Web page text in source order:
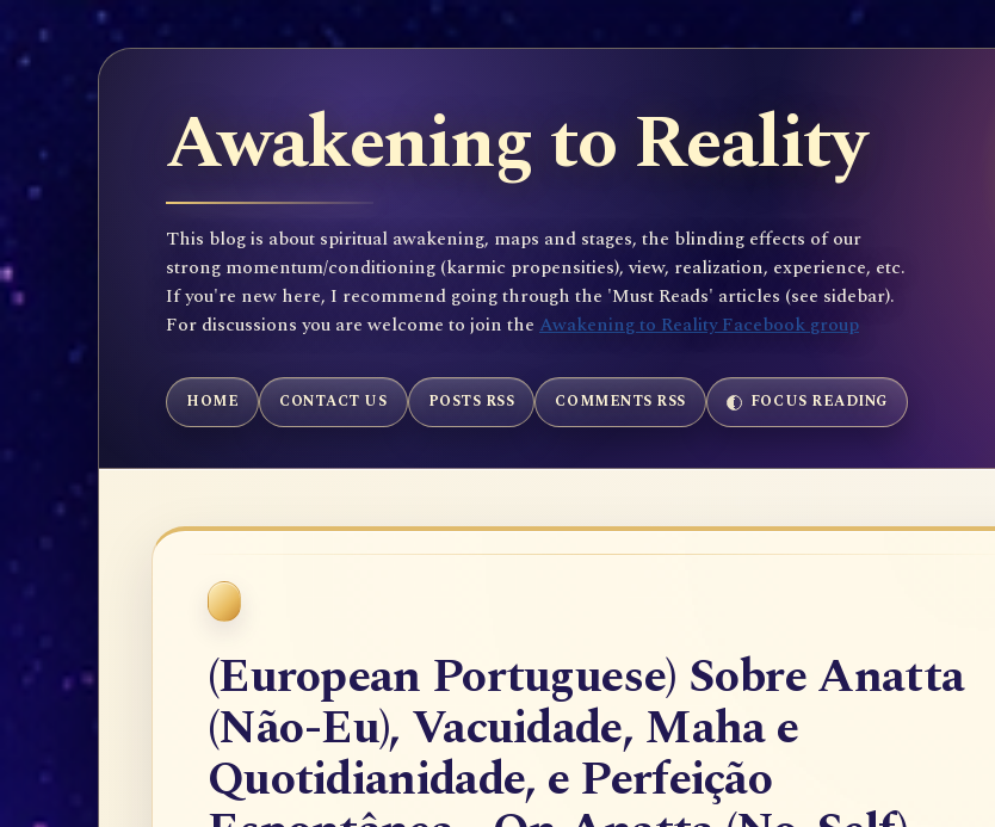
Awakening to Reality
This blog is about spiritual awakening, maps and stages, the blinding effects of our
strong momentum/conditioning (karmic propensities), view, realization, experience, etc.
If you're new here, I recommend going through the 'Must Reads' articles (see sidebar).
For discussions you are welcome to join the Awakening to Reality Facebook group
HOME CONTACT US POSTS RSS COMMENTS RSS FOCUS READING
(European Portuguese) Sobre Anatta
(Não-Eu), Vacuidade, Maha e
Quotidianidade, e Perfeição